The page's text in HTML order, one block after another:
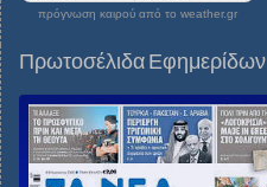
πρόγνωση καιρού από το weather.gr
Πρωτοσέλιδα Εφημερίδων